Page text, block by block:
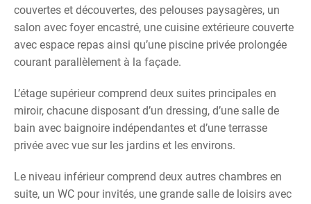
couvertes et découvertes, des pelouses paysagères, un
salon avec foyer encastré, une cuisine extérieure couverte
avec espace repas ainsi qu’une piscine privée prolongée
courant parallèlement à la façade.
L’étage supérieur comprend deux suites principales en
miroir, chacune disposant d’un dressing, d’une salle de
bain avec baignoire indépendantes et d’une terrasse
privée avec vue sur les jardins et les environs.
Le niveau inférieur comprend deux autres chambres en
suite, un WC pour invités, une grande salle de loisirs avec